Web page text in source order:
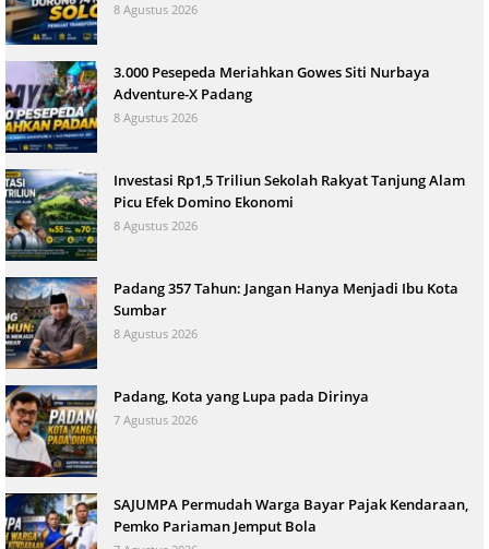
8 Agustus 2026
3.000 Pesepeda Meriahkan Gowes Siti Nurbaya
Adventure-X Padang
8 Agustus 2026
Investasi Rp1,5 Triliun Sekolah Rakyat Tanjung Alam
Picu Efek Domino Ekonomi
8 Agustus 2026
Padang 357 Tahun: Jangan Hanya Menjadi Ibu Kota
Sumbar
8 Agustus 2026
Padang, Kota yang Lupa pada Dirinya
7 Agustus 2026
SAJUMPA Permudah Warga Bayar Pajak Kendaraan,
Pemko Pariaman Jemput Bola